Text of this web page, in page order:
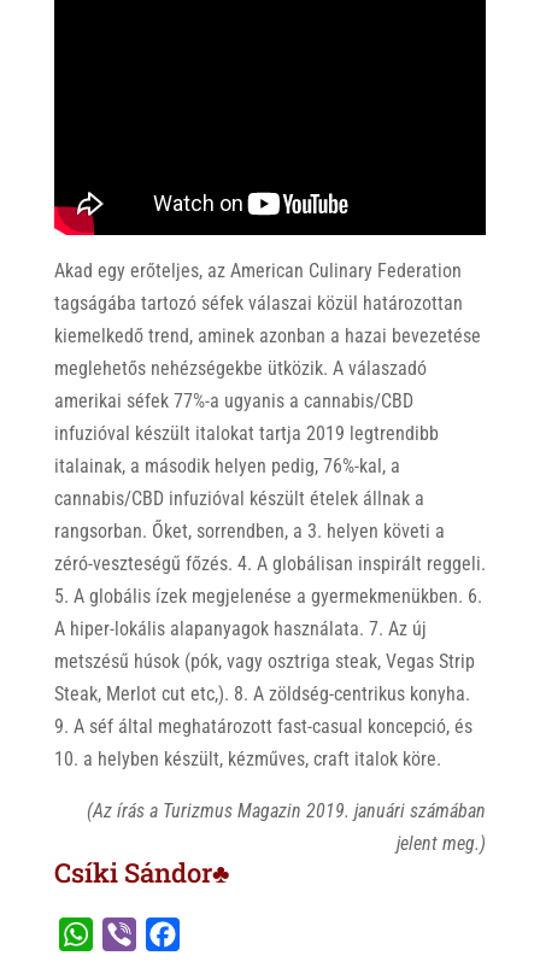
Akad egy erőteljes, az American Culinary Federation
tagságába tartozó séfek válaszai közül határozottan
kiemelkedő trend, aminek azonban a hazai bevezetése
meglehetős nehézségekbe ütközik. A válaszadó
amerikai séfek 77%-a ugyanis a cannabis/CBD
infuzióval készült italokat tartja 2019 legtrendibb
italainak, a második helyen pedig, 76%-kal, a
cannabis/CBD infuzióval készült ételek állnak a
rangsorban. Őket, sorrendben, a 3. helyen követi a
zéró-veszteségű főzés. 4. A globálisan inspirált reggeli.
5. A globális ízek megjelenése a gyermekmenükben. 6.
A hiper-lokális alapanyagok használata. 7. Az új
metszésű húsok (pók, vagy osztriga steak, Vegas Strip
Steak, Merlot cut etc,). 8. A zöldség-centrikus konyha.
9. A séf által meghatározott fast-casual koncepció, és
10. a helyben készült, kézműves, craft italok köre.
(Az írás a Turizmus Magazin 2019. januári számában
jelent meg.)
Csíki Sándor♣